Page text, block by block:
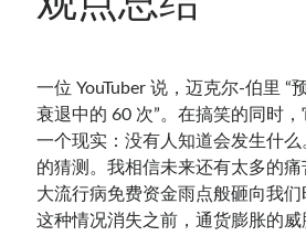
一位 YouTuber 说，迈克尔-伯里 “
衰退中的 60 次”。在搞笑的同时
一个现实：没有人知道会发生什
的猜测。我相信未来还有太多的
大流行病免费资金雨点般砸向我
这种情况消失之前，通货膨胀的